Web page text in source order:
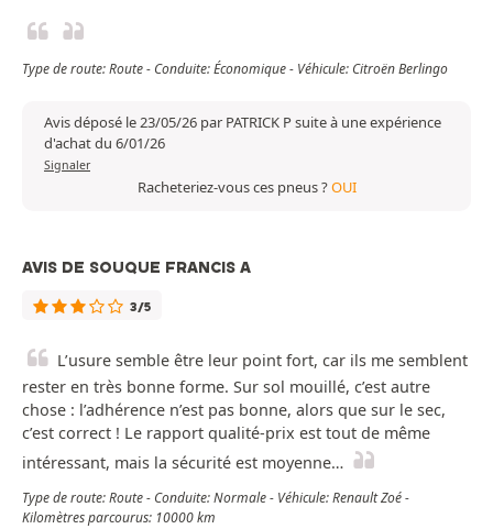
Type de route: Route - Conduite: Économique - Véhicule: Citroën Berlingo
Avis déposé le 23/05/26 par PATRICK P suite à une expérience
d'achat du 6/01/26
Signaler
Racheteriez-vous ces pneus ?OUI
AVIS DE SOUQUE FRANCIS A
3/5
L’usure semble être leur point fort, car ils me semblent
rester en très bonne forme. Sur sol mouillé, c’est autre
chose : l’adhérence n’est pas bonne, alors que sur le sec,
c’est correct ! Le rapport qualité-prix est tout de même
intéressant, mais la sécurité est moyenne…
Type de route: Route - Conduite: Normale - Véhicule: Renault Zoé -
Kilomètres parcourus: 10000 km